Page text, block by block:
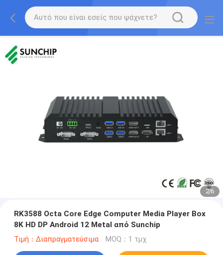
2/6
RK3588 Octa Core Edge Computer Media Player Box
8K HD DP Android 12 Metal από Sunchip
Τιμή：Διαπραγματεύσιμα MOQ：1 τμχ